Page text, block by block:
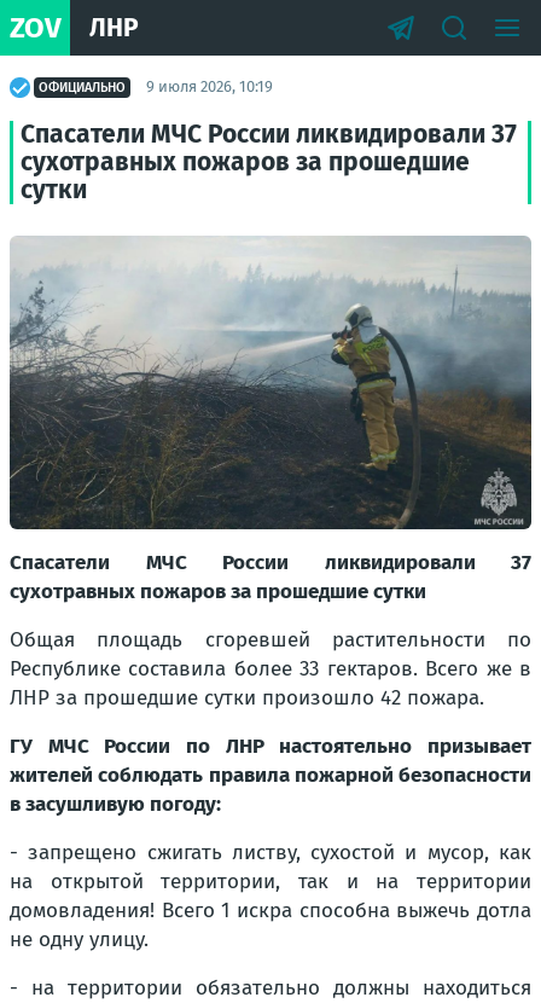
ZOV ЛНР
ОФИЦИАЛЬНО 9 июля 2026, 10:19
Спасатели МЧС России ликвидировали 37
сухотравных пожаров за прошедшие
сутки
Спасатели МЧС России ликвидировали 37
сухотравных пожаров за прошедшие сутки
Общая площадь сгоревшей растительности по
Республике составила более 33 гектаров. Всего же в
ЛНР за прошедшие сутки произошло 42 пожара.
ГУ МЧС России по ЛНР настоятельно призывает
жителей соблюдать правила пожарной безопасности
в засушливую погоду:
- запрещено сжигать листву, сухостой и мусор, как
на открытой территории, так и на территории
домовладения! Всего 1 искра способна выжечь дотла
не одну улицу.
- на территории обязательно должны находиться